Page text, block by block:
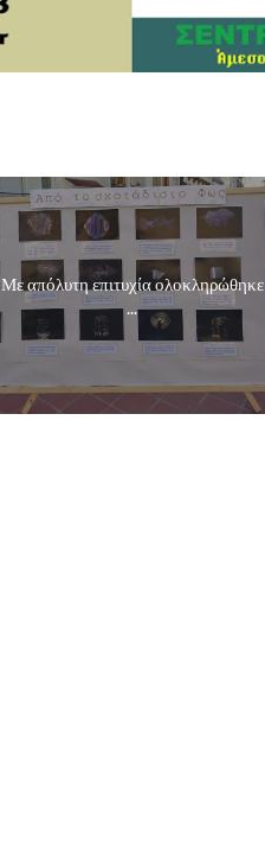
Με απόλυτη επιτυχία ολοκληρώθηκε
...